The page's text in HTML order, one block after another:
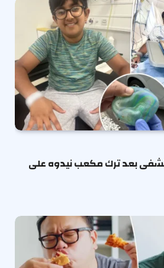
بعد ترك مكعب نيدوه على